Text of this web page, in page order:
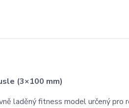
(3×100 mm)
laděný fitness model určený pro